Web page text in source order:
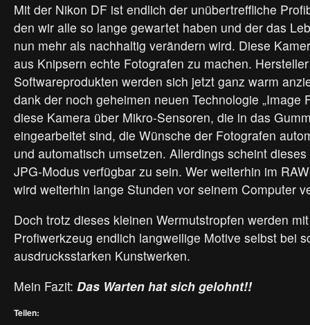
Mit der Nikon DF ist endlich der unübertreffliche
den wir alle so lange gewartet haben und der das
nun mehr als nachhaltig verändern wird. Diese
aus Knipsern echte Fotografen zu machen.
Softwareprodukten werden sich jetzt ganz warm
dank der noch geheimen neuen Technologie „Image
diese Kamera über Mikro-Sensoren, die in das
eingearbeitet sind, die Wünsche der Fotografen
und automatisch umsetzen. Allerdings scheint
JPG-Modus verfügbar zu sein. Wer weiterhin im
wird weiterhin lange Stunden vor seinem Computer
Doch trotz dieses kleinen Wermutstropfen werden
Profiwerkzeug endlich langweilige Motive selbst bei
ausdrucksstarken Kunstwerken.
Mein Fazit: Das Warten hat sich gelohnt!!
Teilen: